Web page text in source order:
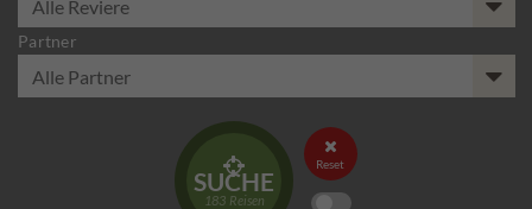
Partner

SUCHE
183 Reisen

Reset